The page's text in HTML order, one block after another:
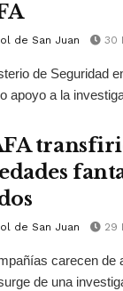
de San Juan 30
de Seguridad
apoyo a la
de San Juan 29
carecen de
de una